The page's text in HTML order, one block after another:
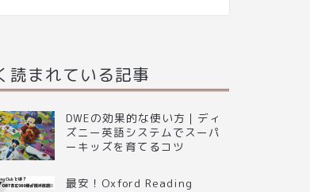
読まれている記事
DWEの効果的な使い方｜ディ
ズニー英語システムでスーパ
ーキッズを育てるコツ
最安！Oxford Reading